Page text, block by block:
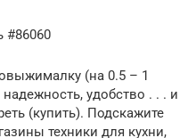
#86060
(на 0.5 – 1
удобство . . . и
(купить). Подскажите
техники для кухни,